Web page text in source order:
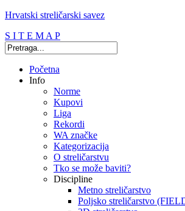
Hrvatski streličarski savez
S I T E M A P
Početna
Info
Norme
Kupovi
Liga
Rekordi
WA značke
Kategorizacija
O streličarstvu
Tko se može baviti?
Discipline
Metno streličarstvo
Poljsko streličarstvo